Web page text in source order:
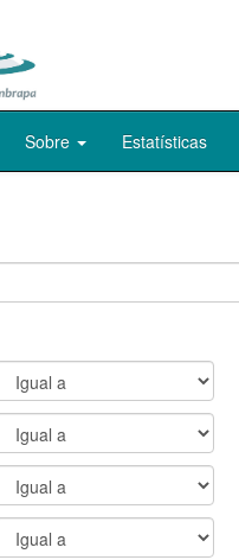
Sobre Estatísticas